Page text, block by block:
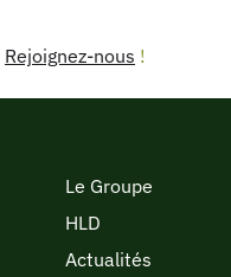
Rejoignez-nous !
Le Groupe
HLD
Actualités